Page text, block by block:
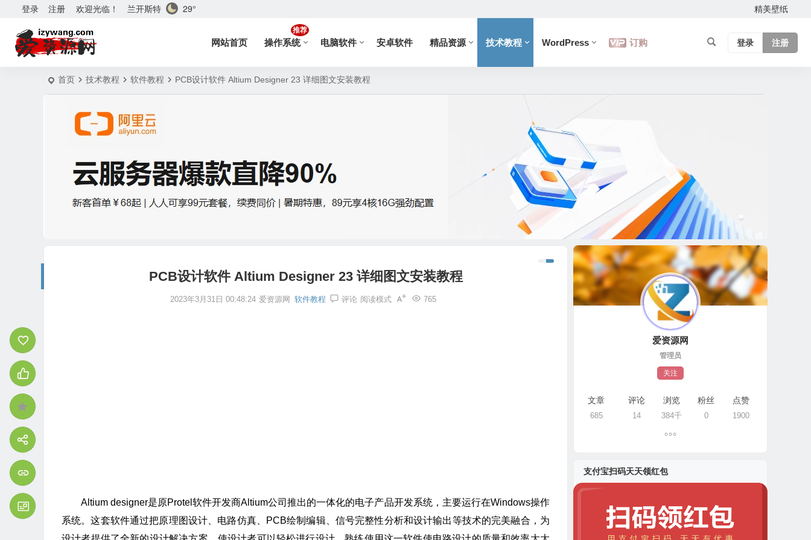
欢迎光临！
登录 注册 兰开斯特 29° 精美壁纸
网站首页 操作系统
推荐
电脑软件 安卓软件 精品资源 技术教程 WordPress 订购 登录 注册
首页 技术教程 软件教程 PCB设计软件 Altium Designer 23 详细图文安装教程
PCB设计软件 Altium Designer 23 详细图文安装教程
2023年3月31日 00:48:24 爱资源网 软件教程 评论 765
阅读模式
Altium designer是原Protel软件开发商Altium公司推出的一体化的电子产品开发系统，主要运行在Windows操作
系统。这套软件通过把原理图设计、电路仿真、PCB绘制编辑、信号完整性分析和设计输出等技术的完美融合，为
爱资源网
管理员
关注
文章
685
评论
14
浏览
384千
粉丝
0
点赞
1900
支付宝扫码天天领红包